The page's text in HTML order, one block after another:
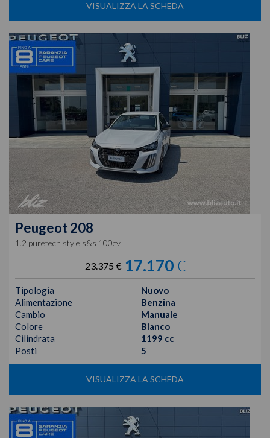
VISUALIZZA LA SCHEDA
Peugeot 208
1.2 puretech style s&s 100cv
23.375 € 17.170€
Tipologia
Nuovo
Alimentazione
Benzina
Cambio
Manuale
Colore
Bianco
Cilindrata
1199 cc
Posti
5
VISUALIZZA LA SCHEDA